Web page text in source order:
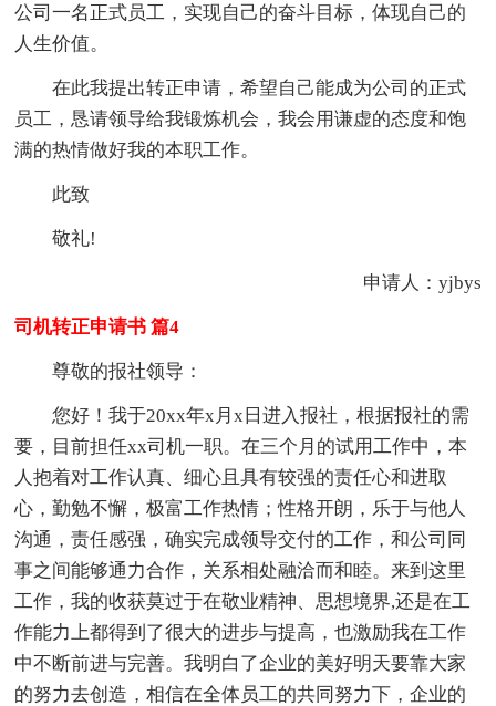
公司一名正式员工，实现自己的奋斗目标，体现自己的
人生价值。
在此我提出转正申请，希望自己能成为公司的正式
员工，恳请领导给我锻炼机会，我会用谦虚的态度和饱
满的热情做好我的本职工作。
此致
敬礼!
申请人：yjbys
司机转正申请书 篇4
尊敬的报社领导：
您好！我于20xx年x月x日进入报社，根据报社的需
要，目前担任xx司机一职。在三个月的试用工作中，本
人抱着对工作认真、细心且具有较强的责任心和进取
心，勤勉不懈，极富工作热情；性格开朗，乐于与他人
沟通，责任感强，确实完成领导交付的工作，和公司同
事之间能够通力合作，关系相处融洽而和睦。来到这里
工作，我的收获莫过于在敬业精神、思想境界,还是在工
作能力上都得到了很大的进步与提高，也激励我在工作
中不断前进与完善。我明白了企业的美好明天要靠大家
的努力去创造，相信在全体员工的共同努力下，企业的